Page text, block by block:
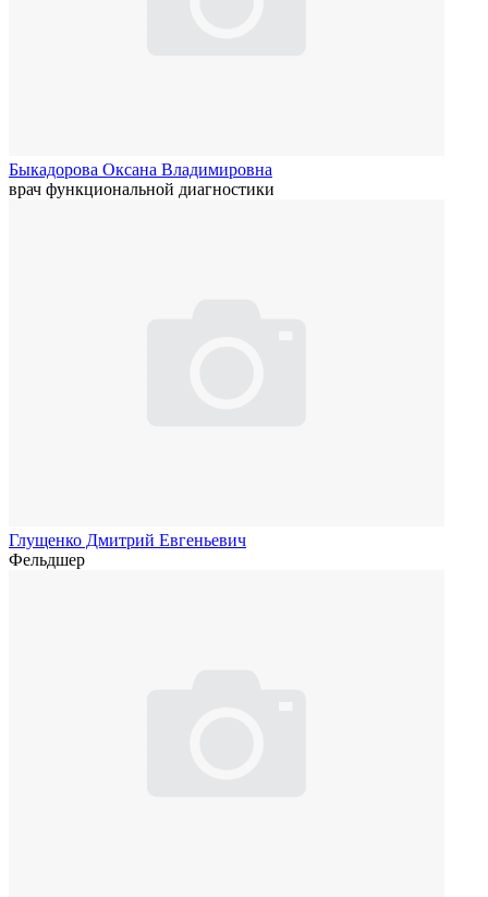
Быкадорова Оксана Владимировна
врач функциональной диагностики
Глущенко Дмитрий Евгеньевич
Фельдшер